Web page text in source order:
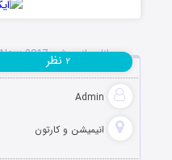
دانلود انیمیشن Beat Bugs: All Together Now 2017
Admin
انیمیشن و کارتون
۲ نظر